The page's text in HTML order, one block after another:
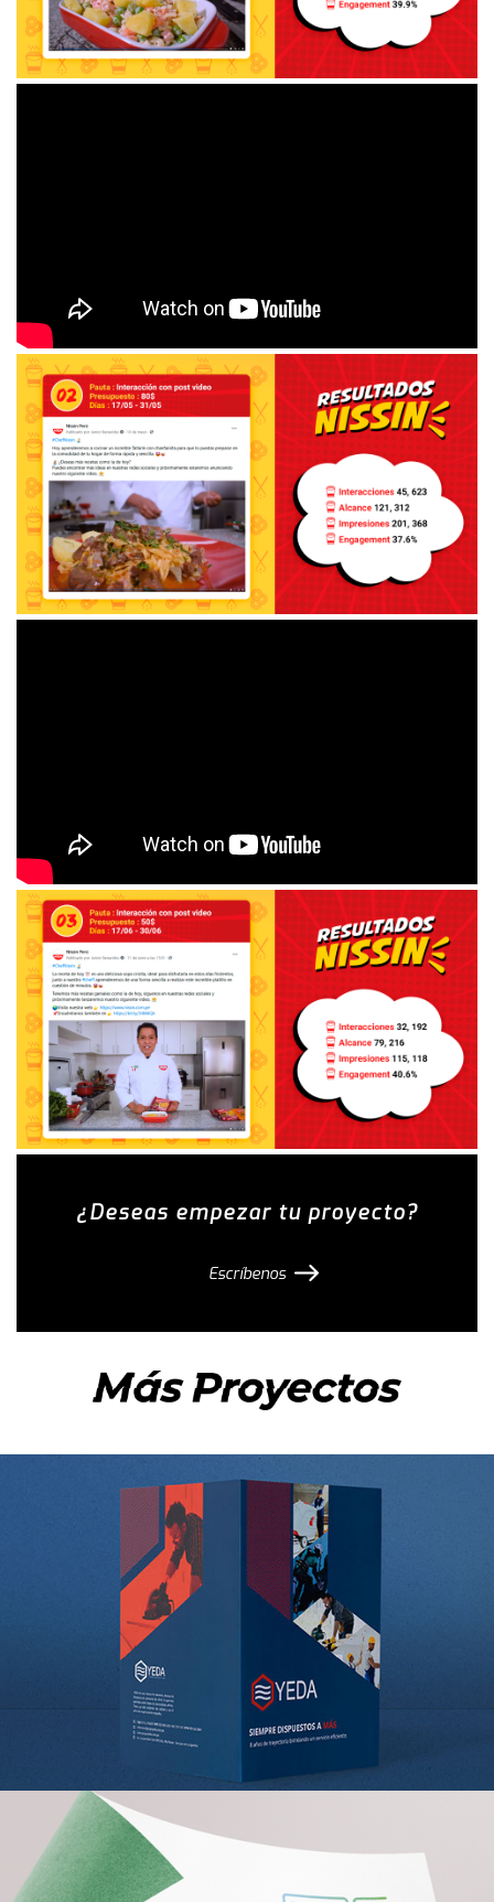
¿Deseas empezar tu proyecto?
Escríbenos